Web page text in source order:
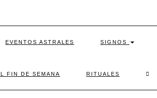
EVENTOS ASTRALES SIGNOS
FIN DE SEMANA RITUALES